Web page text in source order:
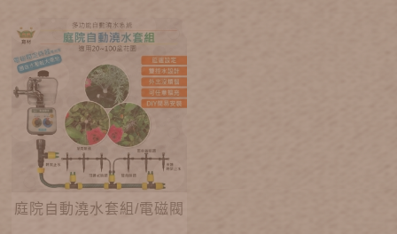
庭院自動澆水套組/電磁閥